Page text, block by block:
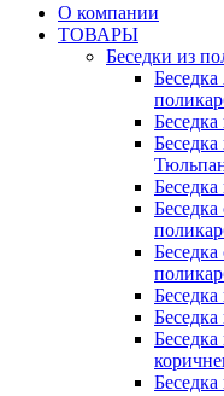
О компании
ТОВАРЫ
Беседки из